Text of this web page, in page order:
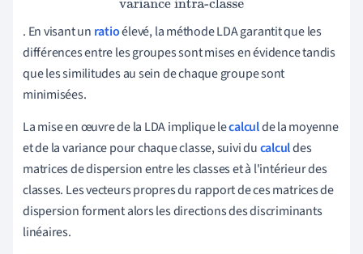
. En visant un ratioélevé, la méthode LDA garantit que les
différences entre les groupes sont mises en évidence tandis
que les similitudes au sein de chaque groupe sont
minimisées.
La mise en œuvre de la LDA implique lecalculde la moyenne
et de la variance pour chaque classe, suivi ducalculdes
matrices de dispersion entre les classes et à l'intérieur des
classes. Les vecteurs propres du rapport de ces matrices de
dispersion forment alors les directions des discriminants
linéaires.